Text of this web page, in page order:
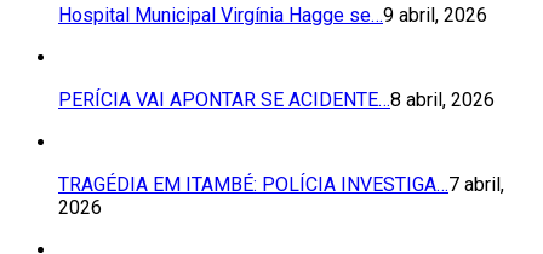
Hospital Municipal Virgínia Hagge se…9 abril, 2026
PERÍCIA VAI APONTAR SE ACIDENTE…8 abril, 2026
TRAGÉDIA EM ITAMBÉ: POLÍCIA INVESTIGA…7 abril,
2026